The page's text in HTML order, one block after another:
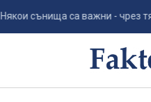
са важни - чрез тях